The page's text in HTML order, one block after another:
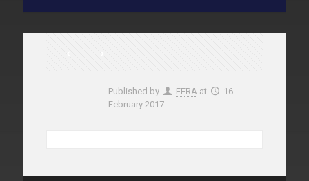
Published by EERA at
16
February 2017